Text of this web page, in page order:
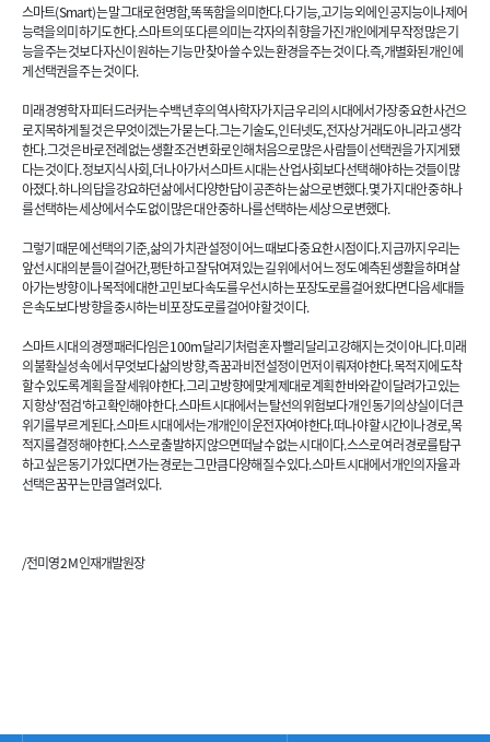
스마트(Smart)는 말 그대로 현명함, 똑똑함을 의미한다. 다기능, 고기능 외에 인공지능이나 제어
능력을 의미하기도 한다. 스마트의 또 다른 의미는 각자의 취향을 가진 개인에게 무작정 많은 기
능을 주는 것보다 자신이 원하는 기능만 찾아 쓸 수 있는 환경을 주는 것이다. 즉, 개별화된 개인에
게 선택권을 주는 것이다.
미래 경영학자 피터 드러커는 수백년 후의 역사학자가 지금 우리의 시대에서 가장 중요한 사건으
로 지목하게 될 것은 무엇이겠는가 묻는다. 그는 기술도, 인터넷도, 전자상거래도 아니라고 생각
한다. 그것은 바로 전례 없는 생활 조건 변화로 인해 처음으로 많은 사람들이 선택권을 가지게 됐
다는 것이다. 정보지식 사회, 더 나아가서 스마트 시대는 산업사회보다 선택해야 하는 것들이 많
아졌다. 하나의 답을 강요하던 삶에서 다양한 답이 공존하는 삶으로 변했다. 몇 가지 대안 중 하나
를 선택하는 세상에서 수도 없이 많은 대안 중 하나를 선택하는 세상으로 변했다.
그렇기 때문에 선택의 기준, 삶의 가치관 설정이 어느 때보다 중요한 시점이다. 지금까지 우리는
앞선 시대의 분들이 걸어간, 평탄하고 잘 닦여져 있는 길 위에서 어느 정도 예측된 생활을 하며 살
아가는 방향이나 목적에 대한 고민보다 속도를 우선시하는 포장도로를 걸어왔다면 다음 세대들
은 속도보다 방향을 중시하는 비포장도로를 걸어야 할 것이다.
스마트 시대의 경쟁 패러다임은 100m 달리기처럼 혼자 빨리 달리고 강해지는 것이 아니다. 미래
의 불확실성 속에서 무엇보다 삶의 방향, 즉 꿈과 비전 설정이 먼저 이뤄져야 한다. 목적지에 도착
할 수 있도록 계획을 잘 세워야 한다. 그리고 방향에 맞게 제대로 계획한 바와 같이 달려가고 있는
지 항상 '점검'하고 확인해야 한다. 스마트 시대에서는 탈선의 위험보다 개인 동기의 상실이 더 큰
위기를 부르게 된다. 스마트 시대에서는 개개인이 운전자여야 한다. 떠나야 할 시간이나 경로, 목
적지를 결정해야 한다. 스스로 출발하지 않으면 떠날 수 없는 시대이다. 스스로 여러 경로를 탐구
하고 싶은 동기가 있다면 가는 경로는 그만큼 다양해 질 수 있다. 스마트 시대에서 개인의 자율과
선택은 꿈꾸는 만큼 열려 있다.
/전미영 2M 인재개발원장